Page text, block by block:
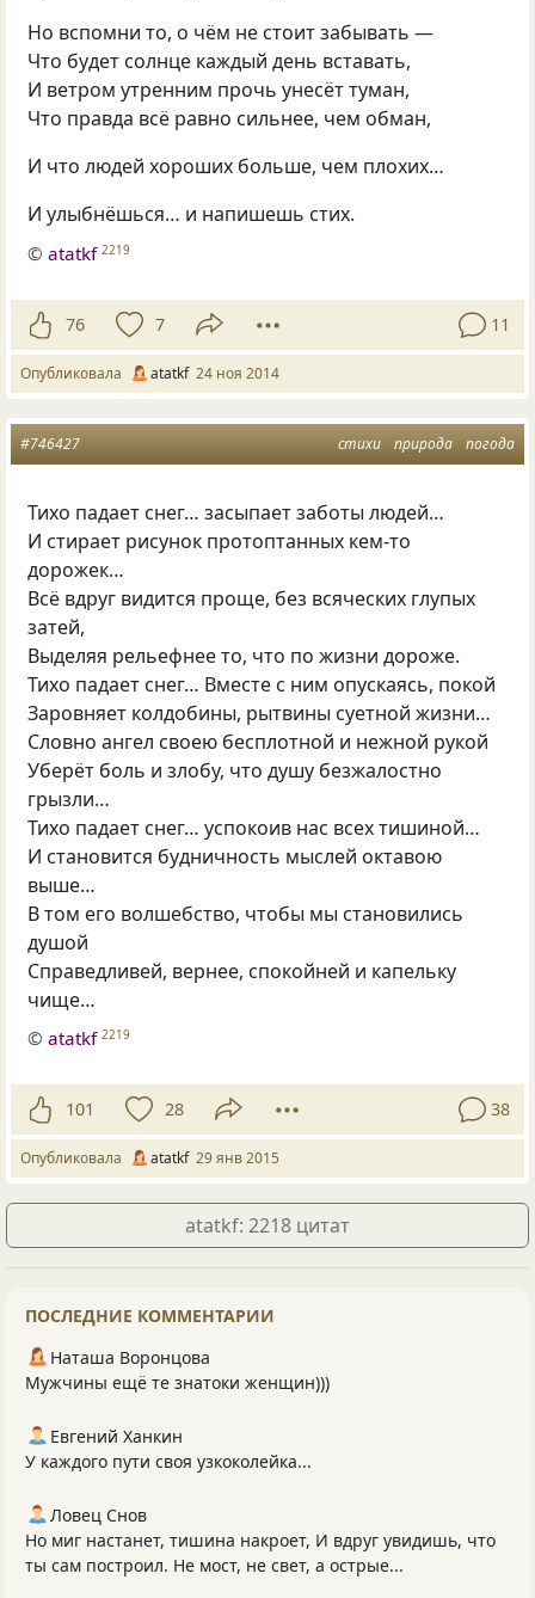
Но вспомни то, о чём не стоит забывать —
Что будет солнце каждый день вставать,
И ветром утренним прочь унесёт туман,
Что правда всё равно сильнее, чем обман,
И что людей хороших больше, чем плохих…
И улыбнёшься… и напишешь стих.
©atatkf 2219
76 7 11
Опубликовала atatkf 24 ноя 2014
стихи природа погода
#746427
Тихо падает снег… засыпает заботы людей…
И стирает рисунок протоптанных кем-то
дорожек…
Всё вдруг видится проще, без всяческих глупых
затей,
Выделяя рельефнее то, что по жизни дороже.
Тихо падает снег… Вместе с ним опускаясь, покой
Заровняет колдобины, рытвины суетной жизни…
Словно ангел своею бесплотной и нежной рукой
Уберёт боль и злобу, что душу безжалостно
грызли…
Тихо падает снег… успокоив нас всех тишиной…
И становится будничность мыслей октавою
выше…
В том его волшебство, чтобы мы становились
душой
Справедливей, вернее, спокойней и капельку
чище…
©atatkf 2219
101 28 38
Опубликовала atatkf 29 янв 2015
atatkf: 2218 цитат
ПОСЛЕДНИЕ КОММЕНТАРИИ
Наташа Воронцова
Мужчины ещё те знатоки женщин)))
Евгений Ханкин
У каждого пути своя узкоколейка...
Ловец Снов
Но миг настанет, тишина накроет, И вдруг увидишь, что
ты сам построил. Не мост, не свет, а острые...